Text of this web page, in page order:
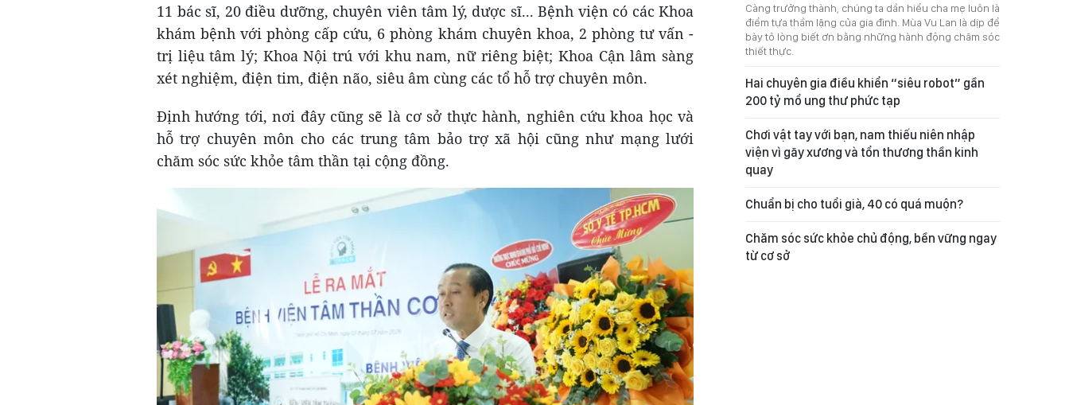
11 bác sĩ, 20 điều dưỡng, chuyên viên tâm lý, dược sĩ... Bệnh viện có các Khoa
khám bệnh với phòng cấp cứu, 6 phòng khám chuyên khoa, 2 phòng tư vấn -
trị liệu tâm lý; Khoa Nội trú với khu nam, nữ riêng biệt; Khoa Cận lâm sàng
xét nghiệm, điện tim, điện não, siêu âm cùng các tổ hỗ trợ chuyên môn.
Định hướng tới, nơi đây cũng sẽ là cơ sở thực hành, nghiên cứu khoa học và
hỗ trợ chuyên môn cho các trung tâm bảo trợ xã hội cũng như mạng lưới
chăm sóc sức khỏe tâm thần tại cộng đồng.
Càng trưởng thành, chúng ta dần hiểu cha mẹ luôn là
điểm tựa thầm lặng của gia đình. Mùa Vu Lan là dịp để
bày tỏ lòng biết ơn bằng những hành động chăm sóc
thiết thực.
Hai chuyên gia điều khiển “siêu robot” gần
200 tỷ mổ ung thư phức tạp
Chơi vật tay với bạn, nam thiếu niên nhập
viện vì gãy xương và tổn thương thần kinh
quay
Chuẩn bị cho tuổi già, 40 có quá muộn?
Chăm sóc sức khỏe chủ động, bền vững ngay
từ cơ sở